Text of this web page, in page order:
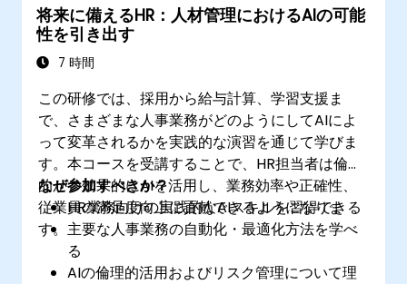
将来に備えるHR：人材管理におけるAIの可能
性を引き出す
7 時間
この研修では、採用から給与計算、学習支援ま
で、さまざまな人事業務がどのようにしてAIによ
って変革されるかを実践的な演習を通じて学びま
す。本コースを受講することで、HR担当者は倫理
的かつ効果的にAIを活用し、業務効率や正確性、
従業員の満足度向上に貢献できるようになりま
す。
なぜ参加すべきか？
HR業務向けの実践的なAIスキルを習得できる
主要な人事業務の自動化・最適化方法を学べ
る
AIの倫理的活用およびリスク管理について理